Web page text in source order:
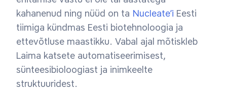
kahanenud ning nüüd on ta Nucleate’i Eesti
tiimiga kündmas Eesti biotehnoloogia ja
ettevõtluse maastikku. Vabal ajal mõtiskleb
Laima katsete automatiseerimisest,
sünteesibioloogiast ja inimkeelte
struktuuridest.